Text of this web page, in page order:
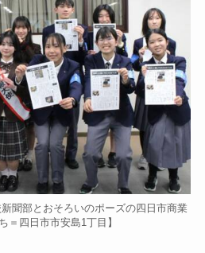
聞部とおそろいのポーズの四日市商業
＝四日市市安島1丁目】